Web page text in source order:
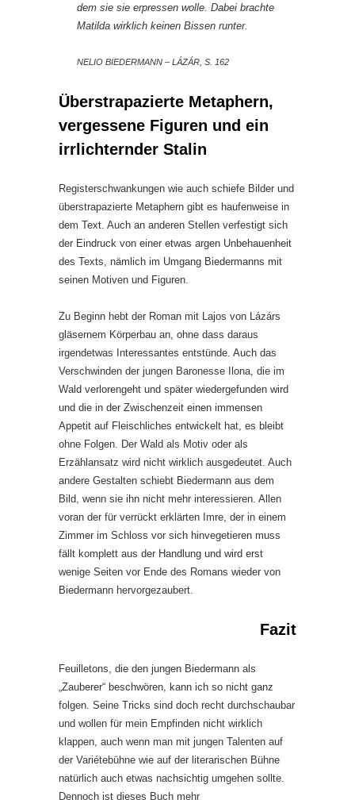
dem sie sie erpressen wolle. Dabei brachte
Matilda wirklich keinen Bissen runter.
NELIO BIEDERMANN – LÁZÁR, S. 162
Überstrapazierte Metaphern,
vergessene Figuren und ein
irrlichternder Stalin
Registerschwankungen wie auch schiefe Bilder und
überstrapazierte Metaphern gibt es haufenweise in
dem Text. Auch an anderen Stellen verfestigt sich
der Eindruck von einer etwas argen Unbehauenheit
des Texts, nämlich im Umgang Biedermanns mit
seinen Motiven und Figuren.
Zu Beginn hebt der Roman mit Lajos von Lázárs
gläsernem Körperbau an, ohne dass daraus
irgendetwas Interessantes entstünde. Auch das
Verschwinden der jungen Baronesse Ilona, die im
Wald verlorengeht und später wiedergefunden wird
und die in der Zwischenzeit einen immensen
Appetit auf Fleischliches entwickelt hat, es bleibt
ohne Folgen. Der Wald als Motiv oder als
Erzählansatz wird nicht wirklich ausgedeutet. Auch
andere Gestalten schiebt Biedermann aus dem
Bild, wenn sie ihn nicht mehr interessieren. Allen
voran der für verrückt erklärten Imre, der in einem
Zimmer im Schloss vor sich hinvegetieren muss
fällt komplett aus der Handlung und wird erst
wenige Seiten vor Ende des Romans wieder von
Biedermann hervorgezaubert.
Fazit
Feuilletons, die den jungen Biedermann als
„Zauberer“ beschwören, kann ich so nicht ganz
folgen. Seine Tricks sind doch recht durchschaubar
und wollen für mein Empfinden nicht wirklich
klappen, auch wenn man mit jungen Talenten auf
der Variétebühne wie auf der literarischen Bühne
natürlich auch etwas nachsichtig umgehen sollte.
Dennoch ist dieses Buch mehr